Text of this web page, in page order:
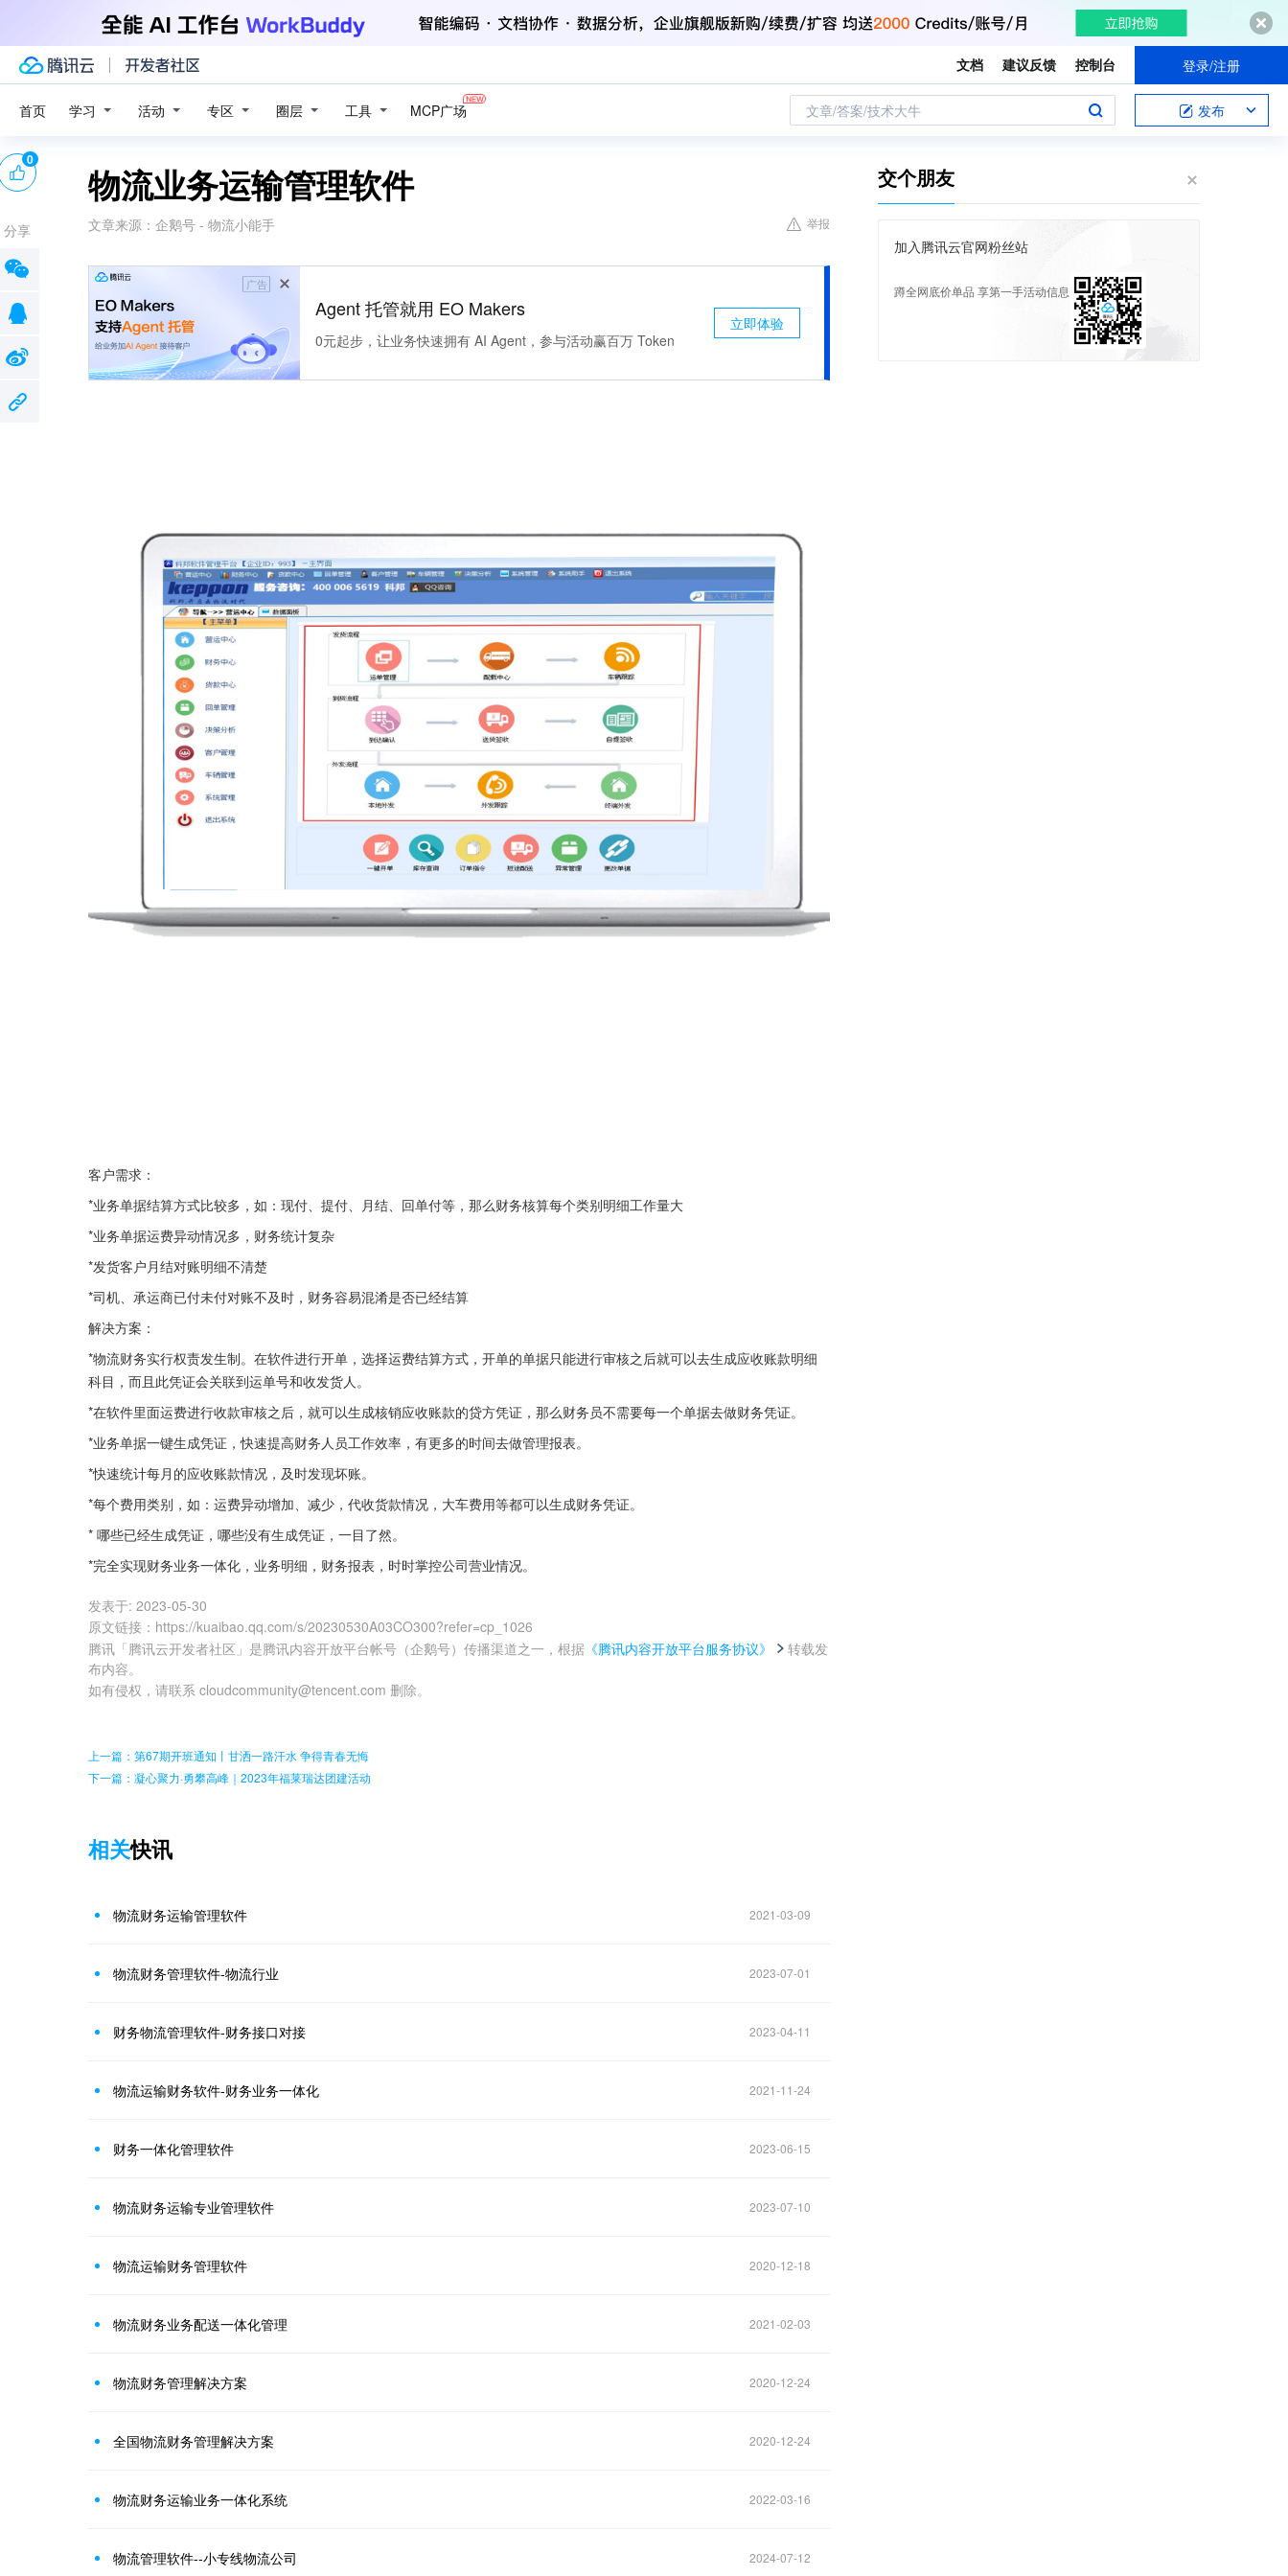
文档 建议反馈 控制台 登录/注册
首页 学习 活动 专区 圈层 工具 MCP广场 文章/答案/技术大牛 发布
物流业务运输管理软件
文章来源： 企鹅号 - 物流小能手 举报
广告
Agent 托管就用 EO Makers
0元起步，让业务快速拥有 AI Agent，参与活动赢百万 Token
立即体验
客户需求：
*业务单据结算方式比较多，如：现付、提付、月结、回单付等，那么财务核算每个类别明细工作量大
*业务单据运费异动情况多，财务统计复杂
*发货客户月结对账明细不清楚
*司机、承运商已付未付对账不及时，财务容易混淆是否已经结算
解决方案：
*物流财务实行权责发生制。在软件进行开单，选择运费结算方式，开单的单据只能进行审核之后就可以去生成应收账款明细
科目，而且此凭证会关联到运单号和收发货人。
*在软件里面运费进行收款审核之后，就可以生成核销应收账款的贷方凭证，那么财务员不需要每一个单据去做财务凭证。
*业务单据一键生成凭证，快速提高财务人员工作效率，有更多的时间去做管理报表。
*快速统计每月的应收账款情况，及时发现坏账。
*每个费用类别，如：运费异动增加、减少，代收货款情况，大车费用等都可以生成财务凭证。
* 哪些已经生成凭证，哪些没有生成凭证，一目了然。
*完全实现财务业务一体化，业务明细，财务报表，时时掌控公司营业情况。
发表于: 2023-05-30
原文链接 ： https://kuaibao.qq.com/s/20230530A03CO300?refer=cp_1026
腾讯「腾讯云开发者社区」是腾讯内容开放平台帐号（企鹅号）传播渠道之一，根据 《腾讯内容开放平台服务协议》
转载发
布内容。
如有侵权，请联系 cloudcommunity@tencent.com 删除。
0
分享
上一篇：第67期开班通知丨甘洒一路汗水 争得青春无悔
下一篇：凝心聚力·勇攀高峰｜2023年福莱瑞达团建活动
相关快讯
物流财务运输管理软件 2021-03-09
物流财务管理软件-物流行业 2023-07-01
财务物流管理软件-财务接口对接 2023-04-11
物流运输财务软件-财务业务一体化 2021-11-24
财务一体化管理软件 2023-06-15
物流财务运输专业管理软件 2023-07-10
物流运输财务管理软件 2020-12-18
物流财务业务配送一体化管理 2021-02-03
物流财务管理解决方案 2020-12-24
全国物流财务管理解决方案 2020-12-24
物流财务运输业务一体化系统 2022-03-16
物流管理软件--小专线物流公司 2024-07-12
交个朋友
加入腾讯云官网粉丝站
蹲全网底价单品 享第一手活动信息